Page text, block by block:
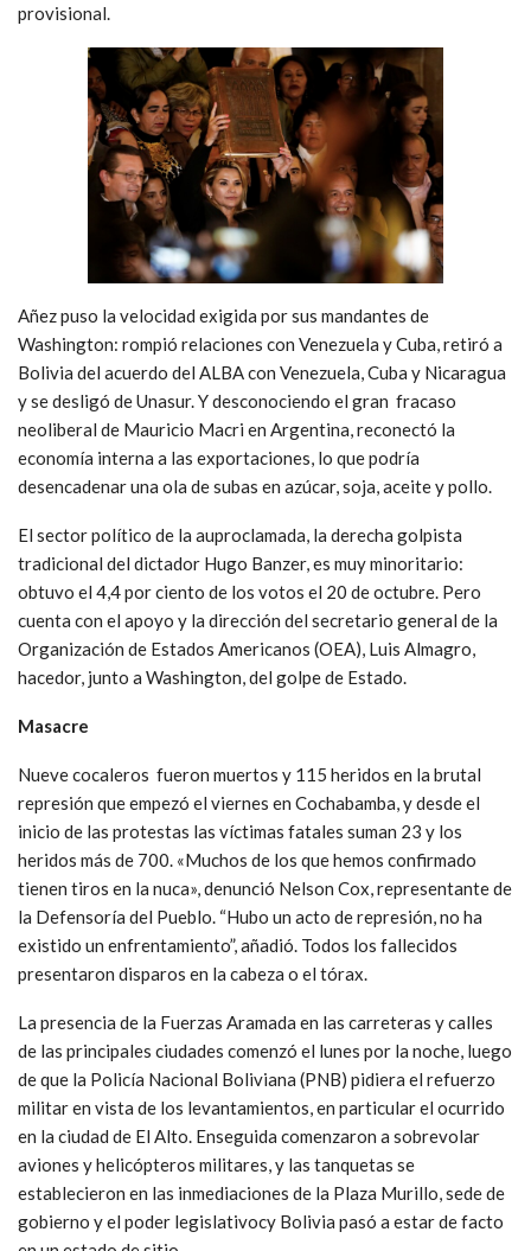
provisional.
Añez puso la velocidad exigida por sus mandantes de
Washington: rompió relaciones con Venezuela y Cuba, retiró a
Bolivia del acuerdo del ALBA con Venezuela, Cuba y Nicaragua
y se desligó de Unasur. Y desconociendo el gran fracaso
neoliberal de Mauricio Macri en Argentina, reconectó la
economía interna a las exportaciones, lo que podría
desencadenar una ola de subas en azúcar, soja, aceite y pollo.
El sector político de la auproclamada, la derecha golpista
tradicional del dictador Hugo Banzer, es muy minoritario:
obtuvo el 4,4 por ciento de los votos el 20 de octubre. Pero
cuenta con el apoyo y la dirección del secretario general de la
Organización de Estados Americanos (OEA), Luis Almagro,
hacedor, junto a Washington, del golpe de Estado.
Masacre
Nueve cocaleros fueron muertos y 115 heridos en la brutal
represión que empezó el viernes en Cochabamba, y desde el
inicio de las protestas las víctimas fatales suman 23 y los
heridos más de 700. «Muchos de los que hemos confirmado
tienen tiros en la nuca», denunció Nelson Cox, representante de
la Defensoría del Pueblo. “Hubo un acto de represión, no ha
existido un enfrentamiento”, añadió. Todos los fallecidos
presentaron disparos en la cabeza o el tórax.
La presencia de la Fuerzas Aramada en las carreteras y calles
de las principales ciudades comenzó el lunes por la noche, luego
de que la Policía Nacional Boliviana (PNB) pidiera el refuerzo
militar en vista de los levantamientos, en particular el ocurrido
en la ciudad de El Alto. Enseguida comenzaron a sobrevolar
aviones y helicópteros militares, y las tanquetas se
establecieron en las inmediaciones de la Plaza Murillo, sede de
gobierno y el poder legislativocy Bolivia pasó a estar de facto